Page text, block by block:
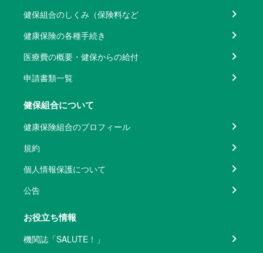
健保組合のしくみ（保険料など
健康保険の各種手続き
医療費の概要・健保からの給付
申請書類一覧
健保組合について
健康保険組合のプロフィール
規約
個人情報保護について
公告
お役立ち情報
機関誌「SALUTE！」